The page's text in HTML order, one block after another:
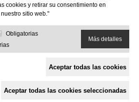
por la Unión Europea -
EU
cookies y retirar su consentimiento en
sitio web."
Obligatorias
Más detalles
Aceptar todas las cookies
Aceptar todas las cookies seleccionadas